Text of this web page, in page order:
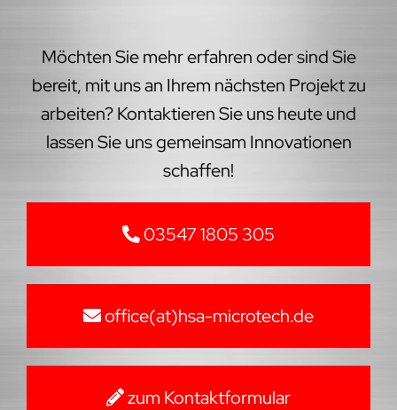
Möchten Sie mehr erfahren oder sind Sie
bereit, mit uns an Ihrem nächsten Projekt zu
arbeiten? Kontaktieren Sie uns heute und
lassen Sie uns gemeinsam Innovationen
schaffen!
03547 1805 305
office(at)hsa-microtech.de
zum Kontaktformular